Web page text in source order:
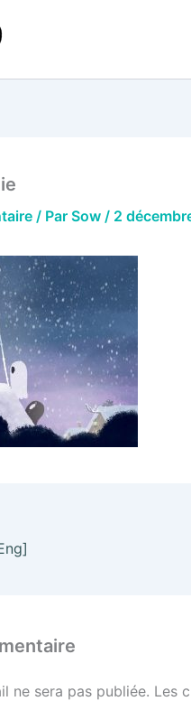
/ Par Sow / 2
ne sera pas publiée. Les